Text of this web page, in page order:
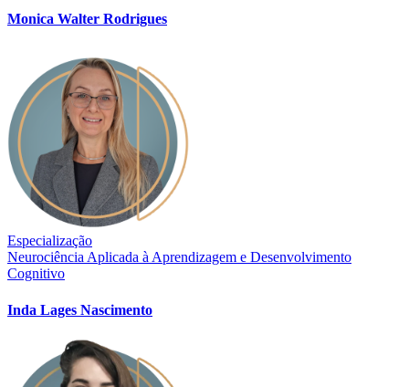
Monica Walter Rodrigues
Especialização
Neurociência Aplicada à Aprendizagem e Desenvolvimento
Cognitivo
Inda Lages Nascimento